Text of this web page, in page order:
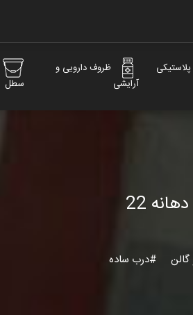
ظروف دارویی و
آرایشی
سطل
22
#درب ساده